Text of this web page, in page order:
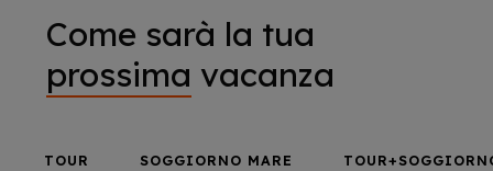
Come sarà la tua
prossima vacanza
TOUR SOGGIORNO MARE